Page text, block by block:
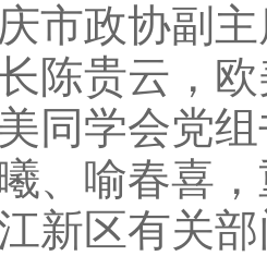
市政协副
陈贵云，
同学会党
、喻春喜
新区有关